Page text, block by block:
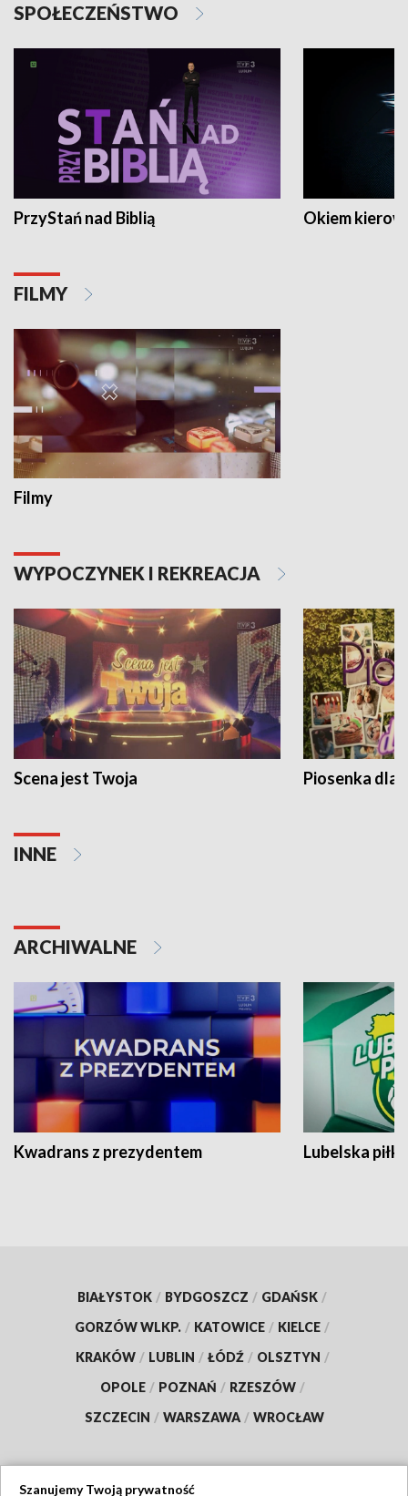
SPOŁECZEŃSTWO
PrzyStań nad Biblią Okiem
FILMY
Filmy
WYPOCZYNEK I REKREACJA
Scena jest Twoja Piosenka dla
INNE
ARCHIWALNE
Kwadrans z prezydentem Lubelska piłka
BIAŁYSTOK / BYDGOSZCZ / GDAŃSK /
GORZÓW WLKP. / KATOWICE / KIELCE /
KRAKÓW / LUBLIN / ŁÓDŹ / OLSZTYN /
OPOLE / POZNAŃ / RZESZÓW /
SZCZECIN / WARSZAWA / WROCŁAW
Szanujemy Twoją prywatność